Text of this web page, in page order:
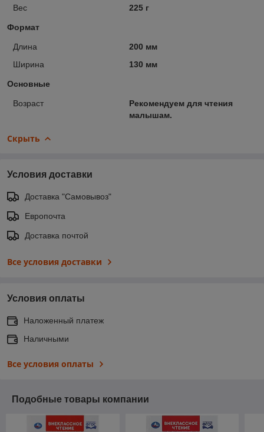
Вес 225 г
Формат
Длина
200 мм
Ширина
130 мм
Основные
Возраст
Рекомендуем для чтения
малышам.
Скрыть
Условия доставки
Доставка "Самовывоз"
Европочта
Доставка почтой
Все условия доставки
Условия оплаты
Наложенный платеж
Наличными
Все условия оплаты
Подобные товары компании